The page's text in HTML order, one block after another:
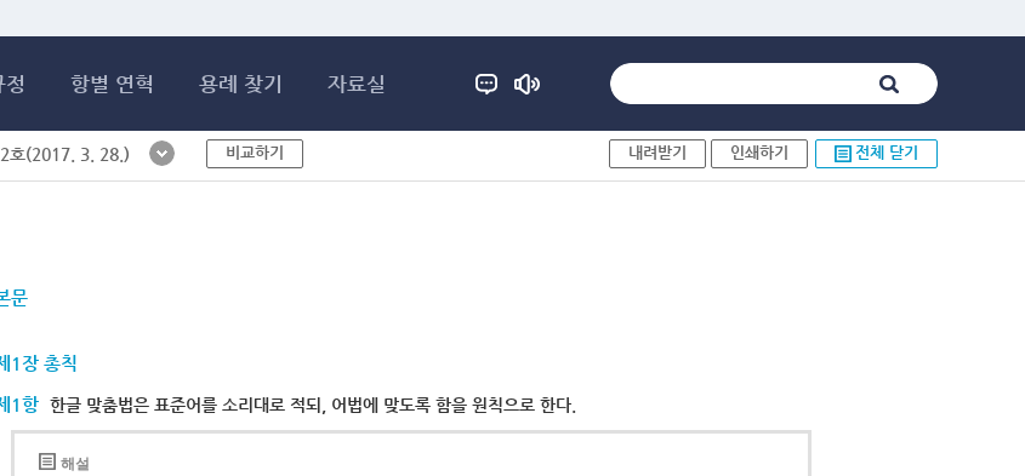
정 항별 연혁 용례 찾기 자료실
호(2017. 3. 28.) 비교하기 내려받기 인쇄하기 전체 닫기
문
1장 총칙
1항 한글 맞춤법은 표준어를 소리대로 적되, 어법에 맞도록 함을 원칙으로 한다.
해설